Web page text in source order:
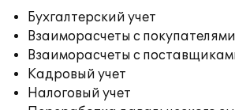
Бухгалтерский учет
Взаиморасчеты с покупателями
Взаиморасчеты с
Кадровый учет
Налоговый учет